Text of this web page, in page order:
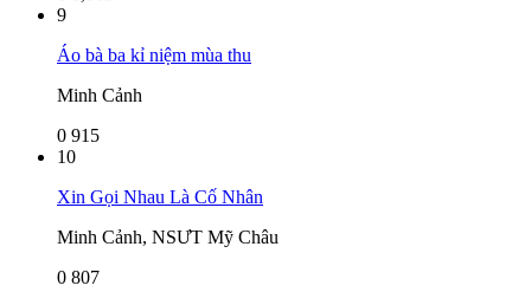
9
Áo bà ba kỉ niệm mùa thu
Minh Cảnh
0 915
10
Xin Gọi Nhau Là Cố Nhân
Minh Cảnh, NSƯT Mỹ Châu
0 807